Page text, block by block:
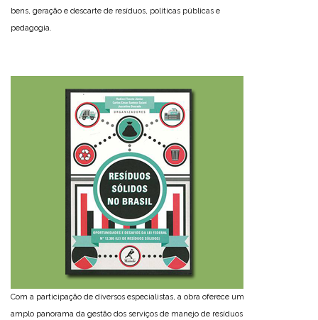
bens, geração e descarte de resíduos, políticas públicas e
pedagogia.
Com a participação de diversos especialistas, a obra oferece um
amplo panorama da gestão dos serviços de manejo de resíduos